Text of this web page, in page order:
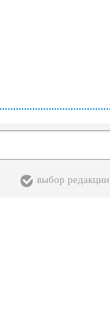
выбор редакции